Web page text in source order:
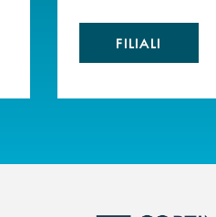
FILIALI